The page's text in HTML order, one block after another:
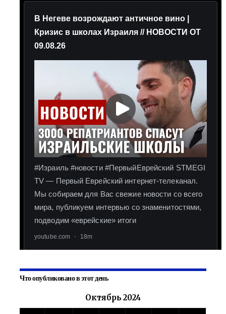
Что опубликовано в этот день
Октябрь 2024